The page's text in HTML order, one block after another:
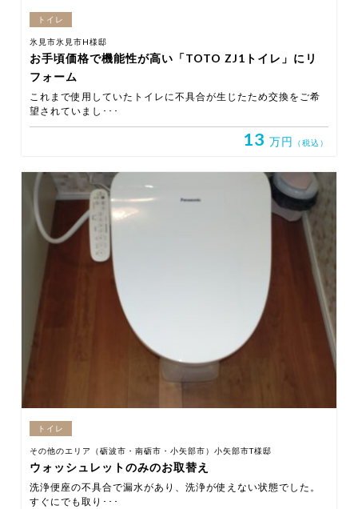
トイレ
氷見市氷見市H様邸
お手頃価格で機能性が高い「TOTO ZJ1トイレ」にリ
フォーム
これまで使用していたトイレに不具合が生じたため交換をご希
望されていまし･･･
13 万円 （税込）
トイレ
その他のエリア（砺波市・南砺市・小矢部市）小矢部市T様邸
ウォッシュレットのみのお取替え
洗浄便座の不具合で漏水があり、洗浄が使えない状態でした。
すぐにでも取り･･･